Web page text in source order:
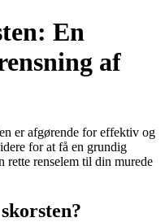
En
af
er afgørende for effektiv og
for at få en grundig
rette renselem til din murede